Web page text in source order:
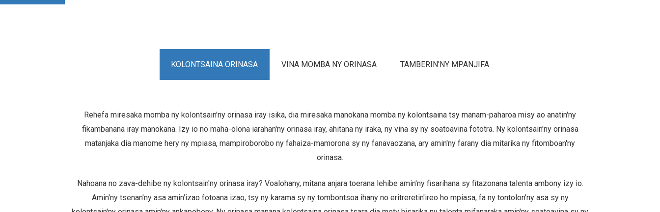
KOLONTSAINA ORINASA VINA MOMBA NY ORINASA TAMBERIN'NY MPANJIFA
Rehefa miresaka momba ny kolontsain'ny orinasa iray isika, dia miresaka manokana momba ny kolontsaina tsy manam-paharoa misy ao anatin'ny
fikambanana iray manokana. Izy io no maha-olona iarahan'ny orinasa iray, ahitana ny iraka, ny vina sy ny soatoavina fototra. Ny kolontsain'ny orinasa
matanjaka dia manome hery ny mpiasa, mampiroborobo ny fahaiza-mamorona sy ny fanavaozana, ary amin'ny farany dia mitarika ny fitomboan'ny
orinasa.
Nahoana no zava-dehibe ny kolontsain'ny orinasa iray? Voalohany, mitana anjara toerana lehibe amin'ny fisarihana sy fitazonana talenta ambony izy io.
Amin'ny tsenan'ny asa amin'izao fotoana izao, tsy ny karama sy ny tombontsoa ihany no eritreretin'ireo ho mpiasa, fa ny tontolon'ny asa sy ny